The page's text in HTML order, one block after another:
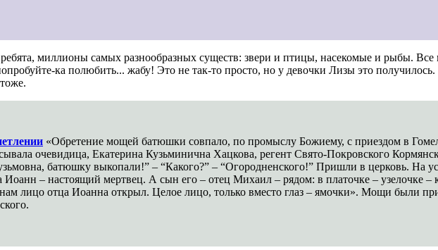
миллионы самых разнообразных существ: звери и птицы, насекомые и рыбы.
ка полюбить... жабу! Это не так-то просто, но у девочки Лизы это получилось.
«Обретение мощей батюшки совпало, по промыслу Божиему, с приездом в
очевидица, Екатерина Кузьминична Хацкова, регент Свято-Покровского
батюшку выкопали!” – “Какого?” – “Огородненского!” Пришли в церковь. На
– настоящий мертвец. А сын его – отец Михаил – рядом: в платочке – узелочке –
лицо отца Иоанна открыл. Целое лицо, только вместо глаз – ямочки». Мощи были